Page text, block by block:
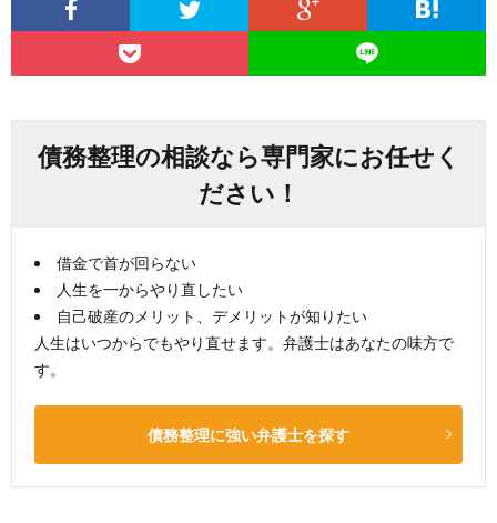
債務整理の相談なら専門家にお任せく
ださい！
借金で首が回らない
人生を一からやり直したい
自己破産のメリット、デメリットが知りたい
人生はいつからでもやり直せます。弁護士はあなたの味方で
す。
債務整理に強い弁護士を探す